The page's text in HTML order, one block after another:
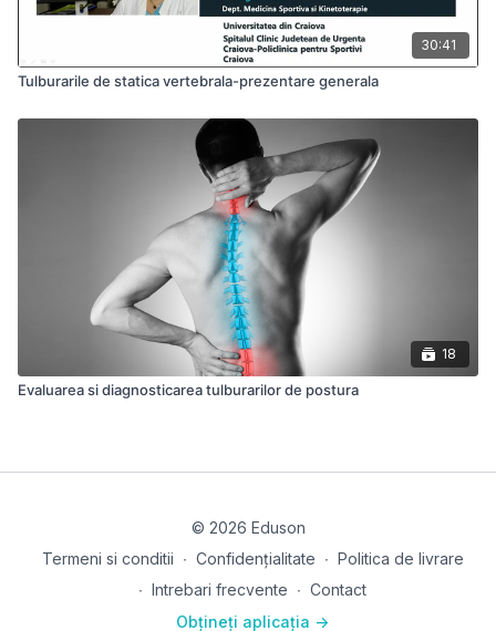
30:41
Tulburarile de statica vertebrala-prezentare generala
18
Evaluarea si diagnosticarea tulburarilor de postura
© 2026 Eduson
Termeni si conditii ∙ Confidențialitate ∙ Politica de livrare
∙ Intrebari frecvente ∙ Contact
Obțineți aplicația ->